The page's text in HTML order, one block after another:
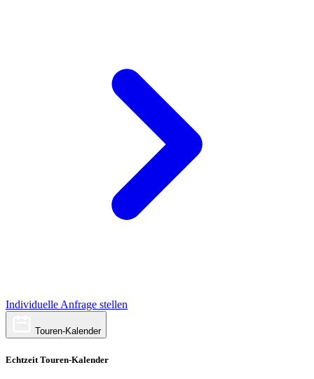
Individuelle Anfrage stellen
Touren-Kalender
Echtzeit Touren-Kalender